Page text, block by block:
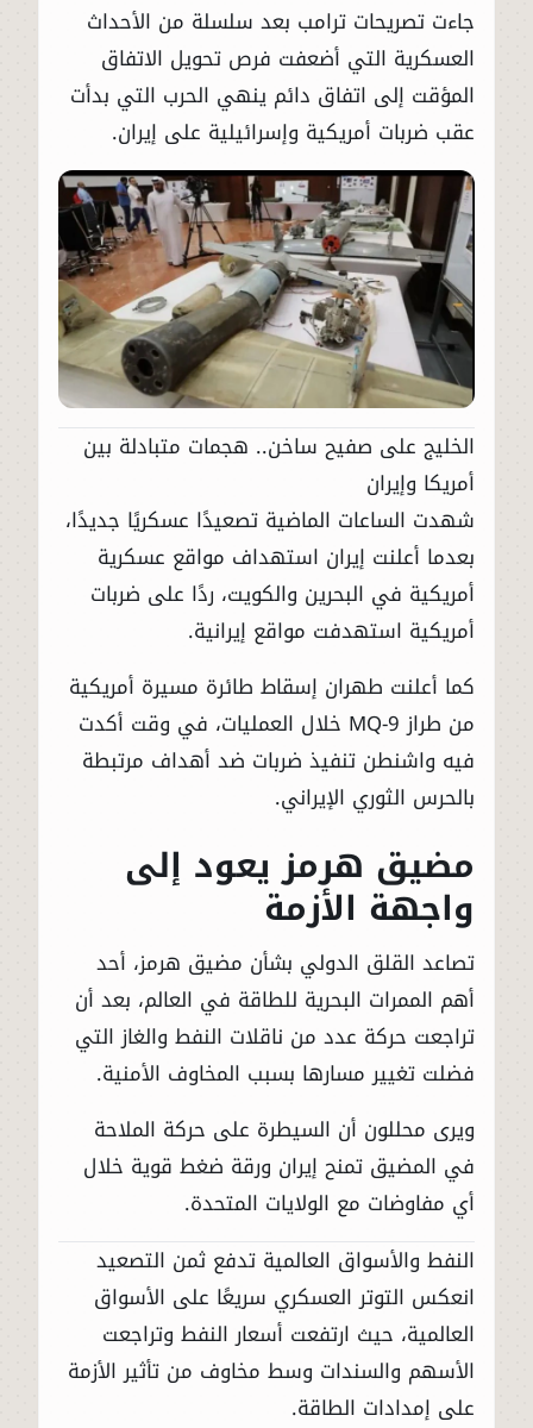
جاءت تصريحات ترامب بعد سلسلة من الأحداث
العسكرية التي أضعفت فرص تحويل الاتفاق
المؤقت إلى اتفاق دائم ينهي الحرب التي بدأت
عقب ضربات أمريكية وإسرائيلية على إيران.
الخليج على صفيح ساخن.. هجمات متبادلة بين
أمريكا وإيران
شهدت الساعات الماضية تصعيدًا عسكريًا جديدًا،
بعدما أعلنت إيران استهداف مواقع عسكرية
أمريكية في البحرين والكويت، ردًا على ضربات
أمريكية استهدفت مواقع إيرانية.
كما أعلنت طهران إسقاط طائرة مسيرة أمريكية
من طراز MQ-9 خلال العمليات، في وقت أكدت
فيه واشنطن تنفيذ ضربات ضد أهداف مرتبطة
بالحرس الثوري الإيراني.
مضيق هرمز يعود إلى
واجهة الأزمة
تصاعد القلق الدولي بشأن مضيق هرمز، أحد
أهم الممرات البحرية للطاقة في العالم، بعد أن
تراجعت حركة عدد من ناقلات النفط والغاز التي
فضلت تغيير مسارها بسبب المخاوف الأمنية.
ويرى محللون أن السيطرة على حركة الملاحة
في المضيق تمنح إيران ورقة ضغط قوية خلال
أي مفاوضات مع الولايات المتحدة.
النفط والأسواق العالمية تدفع ثمن التصعيد
انعكس التوتر العسكري سريعًا على الأسواق
العالمية، حيث ارتفعت أسعار النفط وتراجعت
الأسهم والسندات وسط مخاوف من تأثير الأزمة
على إمدادات الطاقة.